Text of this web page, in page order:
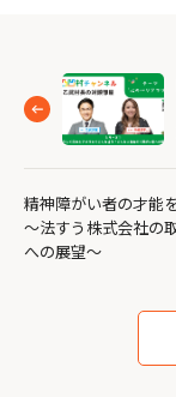
精神障がい者の才能
～法すう株式会社の
への展望～